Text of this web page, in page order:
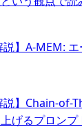
説】A-MEM:
説】Chain-
げるプロンプ